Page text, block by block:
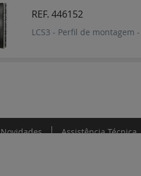
REF. 446152
LCS3 - Perfil de
Novidades Assistência Técnica